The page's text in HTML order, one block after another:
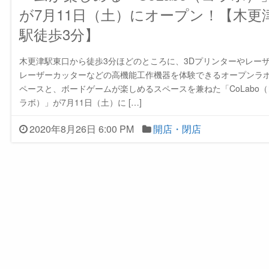
が7月11日（土）にオープン！【木更
駅徒歩3分】
木更津駅東口から徒歩3分ほどのところに、3Dプリンターやレー
レーザーカッターなどの高機能工作機器を体験できるオープンラ
ペースと、ボードゲームが楽しめるスペースを兼ねた「CoLabo（
ラボ）」が7月11日（土）に […]
2020年8月26日 6:00 PM 開店・閉店